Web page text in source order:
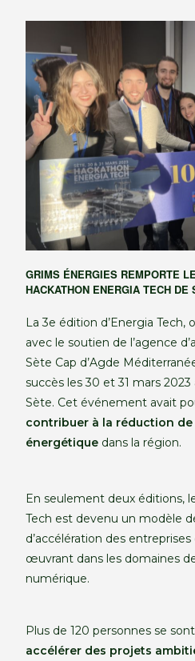
GRIMS ÉNERGIES REMPORTE
HACKATHON ENERGIA TECH DE
La 3e édition d’Energia
avec le soutien de l’agence
Sète Cap d’Agde
succès les 30 et 31 mars
Sète. Cet événement avait
contribuer à la réduction
énergétique dans la région.
En seulement deux éditions,
Tech est devenu un modèle
d’accélération des
œuvrant dans les domaines
numérique.
Plus de 120 personnes se
accélérer des projets